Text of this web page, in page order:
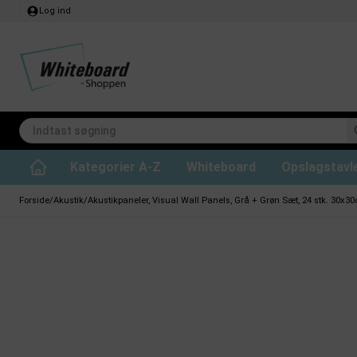
Log ind
Kategorier A-Z Whiteboard
Forside/Akustik/Akustikpaneler, Visual Wall Panels, Grå + Grøn Sæt, 24 stk.